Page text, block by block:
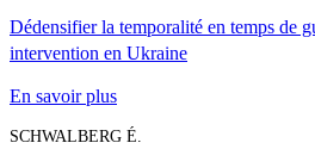
Dédensifier la temporalité en temps de
intervention en Ukraine
En savoir plus
SCHWALBERG É.